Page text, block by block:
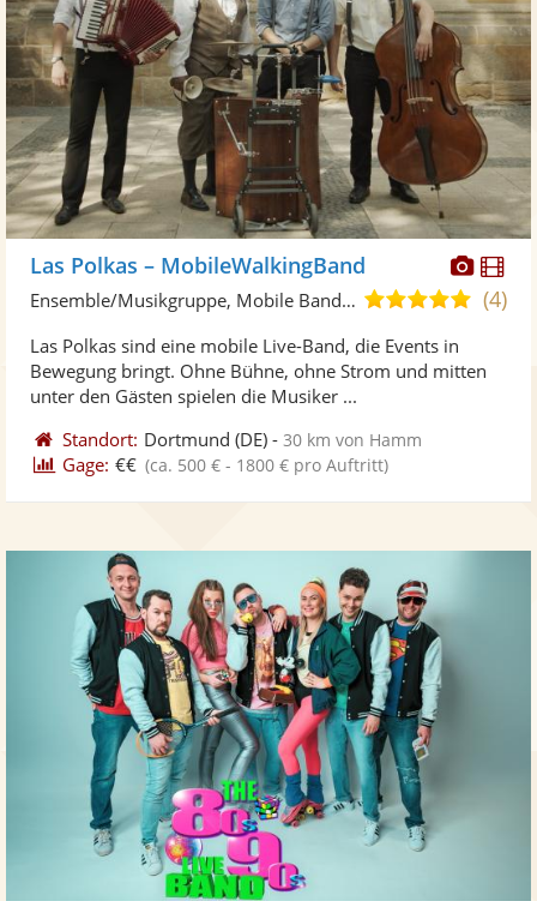
Las Polkas – MobileWalkingBand
4,9(4)
Ensemble/Musikgruppe, Mobile Band/Walking Act
Las Polkas sind eine mobile Live-Band, die Events in
Bewegung bringt. Ohne Bühne, ohne Strom und mitten
unter den Gästen spielen die Musiker ...
Standort: Dortmund (DE) -30 km von Hamm
Gage: €€ (ca. 500 € - 1800 € pro Auftritt)